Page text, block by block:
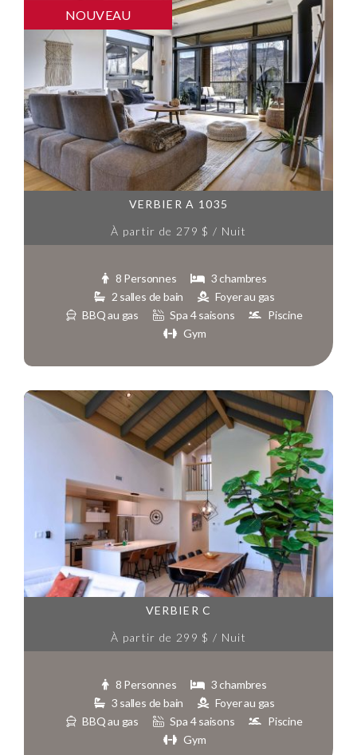
VERBIER A 1035
À partir de 279 $ / Nuit
8 Personnes
3 chambres
2 salles de bain
Foyer au gas
BBQ au gas
Spa 4 saisons
Piscine
Gym
NOUVEAU
VERBIER C
À partir de 299 $ / Nuit
8 Personnes
3 chambres
3 salles de bain
Foyer au gas
BBQ au gas
Spa 4 saisons
Piscine
Gym